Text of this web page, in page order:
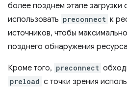
более позднем этапе
использовать preconnect к
источников, чтобы
позднего обнаружения
Кроме того, preconnect
preload с точки зрения